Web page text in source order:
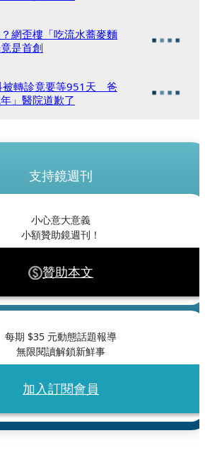
網歪樓「吃流水蕎麥麵
是首創
被轉診竟要等951天 爸
」醫院道歉了
支持鏡週刊
小心意大意義
小額贊助鏡週刊！
贊助本文
每期 $35 元動態話題報導
無限閱讀解鎖新鮮事
加入訂閱會員